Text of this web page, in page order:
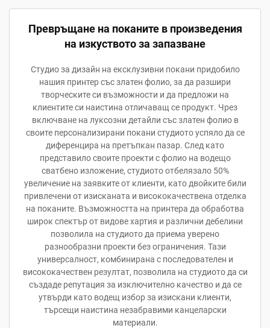
Превръщане на поканите в произведения
на изкуството за запазване
Студио за дизайн на ексклузивни покани придобило
нашия принтер със златен фолио, за да разшири
творческите си възможности и да предложи на
клиентите си наистина отличаващ се продукт. Чрез
включване на луксозни детайли със златен фолио в
своите персонализирани покани студиото успяло да се
диференцира на претъпкан пазар. След като
представило своите проекти с фолио на водещо
сватбено изложение, студиото отбелязало 50%
увеличение на заявките от клиенти, като двойките били
привлечени от изисканата и висококачествена отделка
на поканите. Възможността на принтера да обработва
широк спектър от видове хартия и различни дебелини
позволила на студиото да приема уверено
разнообразни проекти без ограничения. Тази
универсалност, комбинирана с последователен и
висококачествен резултат, позволила на студиото да си
създаде репутация за изключително качество и да се
утвърди като водещ избор за изискани клиенти,
търсещи наистина незабравими канцеларски
материали.